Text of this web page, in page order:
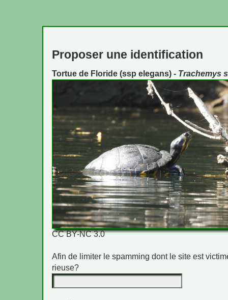
Proposer une identification
Tortue de Floride (ssp elegans) - Trachemys
CC BY-NC 3.0
Afin de limiter le spamming dont le site est
rieuse?